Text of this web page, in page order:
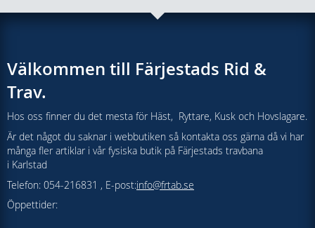
Välkommen till Färjestads Rid &
Trav.
Hos oss finner du det mesta för Häst, Ryttare, Kusk och Hovslagare.
Är det något du saknar i webbutiken så kontakta oss gärna då vi har
många fler artiklar i vår fysiska butik på Färjestads travbana
i Karlstad
Telefon: 054-216831 , E-post:info@frtab.se
Öppettider: